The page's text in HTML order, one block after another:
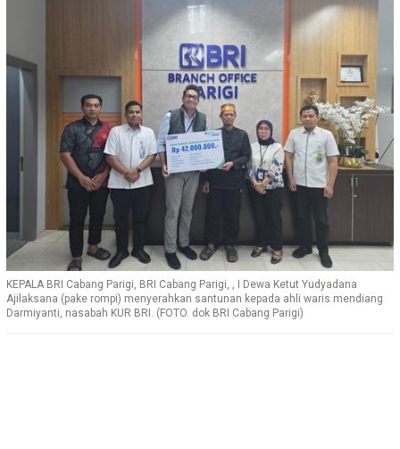
KEPALA BRI Cabang Parigi, BRI Cabang Parigi, , I Dewa Ketut Yudyadana
Ajilaksana (pake rompi) menyerahkan santunan kepada ahli waris mendiang
Darmiyanti, nasabah KUR BRI. (FOTO. dok BRI Cabang Parigi)